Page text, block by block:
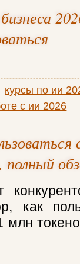
курсы по ии
с ии 2026
полный
как